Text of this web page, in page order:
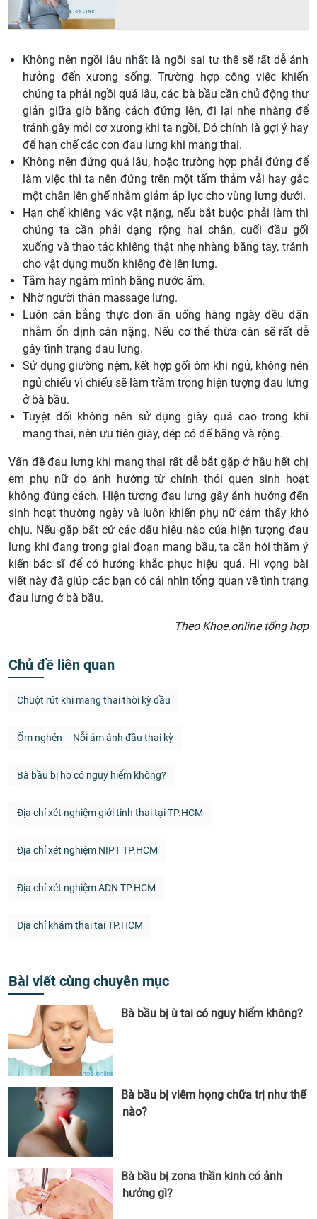
Không nên ngồi lâu nhất là ngồi sai tư thế sẽ rất dễ ảnh
hưởng đến xương sống. Trường hợp công việc khiến
chúng ta phải ngồi quá lâu, các bà bầu cần chủ động thư
giản giữa giờ bằng cách đứng lên, đi lại nhẹ nhàng để
tránh gây mỏi cơ xương khi ta ngồi. Đó chính là gợi ý hay
để hạn chế các cơn đau lưng khi mang thai.
Không nên đứng quá lâu, hoặc trường hợp phải đứng để
làm việc thì ta nên đứng trên một tấm thảm vải hay gác
một chân lên ghế nhằm giảm áp lực cho vùng lưng dưới.
Hạn chế khiêng vác vật nặng, nếu bắt buộc phải làm thì
chúng ta cần phải dạng rộng hai chân, cuối đầu gối
xuống và thao tác khiêng thật nhẹ nhàng bằng tay, tránh
cho vật dụng muốn khiêng đè lên lưng.
Tắm hay ngâm mình bằng nước ấm.
Nhờ người thân massage lưng.
Luôn cân bẳng thực đơn ăn uống hàng ngày đều đặn
nhằm ổn định cân nặng. Nếu cơ thể thừa cân sẽ rất dễ
gây tình trạng đau lưng.
Sử dụng giường nệm, kết hợp gối ôm khi ngủ, không nên
ngủ chiếu vì chiếu sẽ làm trầm trọng hiện tượng đau lưng
ở bà bầu.
Tuyệt đối không nên sử dụng giày quá cao trong khi
mang thai, nên ưu tiên giày, dép có đế bằng và rộng.
Vấn đề đau lưng khi mang thai rất dễ bắt gặp ở hầu hết chị
em phụ nữ do ảnh hưởng từ chính thói quen sinh hoạt
không đúng cách. Hiện tượng đau lưng gây ảnh hưởng đến
sinh hoạt thường ngày và luôn khiến phụ nữ cảm thấy khó
chịu. Nếu gặp bất cứ các dấu hiệu nào của hiện tượng đau
lưng khi đang trong giai đoạn mang bầu, ta cần hỏi thăm ý
kiến bác sĩ để có hướng khắc phục hiệu quả. Hi vọng bài
viết này đã giúp các bạn có cái nhìn tổng quan về tình trạng
đau lưng ở bà bầu.
Theo Khoe.online tổng hợp
Chủ đề liên quan
Chuột rút khi mang thai thời kỳ đầu
Ốm nghén – Nỗi ám ảnh đầu thai kỳ
Bà bầu bị ho có nguy hiểm không?
Địa chỉ xét nghiệm giới tinh thai tại TP.HCM
Địa chỉ xét nghiệm NIPT TP.HCM
Địa chỉ xét nghiệm ADN TP.HCM
Địa chỉ khám thai tại TP.HCM
Bài viết cùng chuyên mục
Bà bầu bị ù tai có nguy hiểm không?
Bà bầu bị viêm họng chữa trị như thế
nào?
Bà bầu bị zona thần kinh có ảnh
hưởng gì?